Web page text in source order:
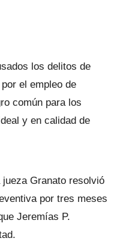
los delitos de
el empleo de
común para los
y en calidad de
Granato resolvió
por tres meses
Jeremías P.